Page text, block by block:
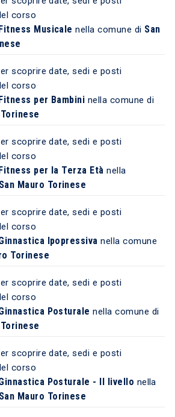
corso
Musicale nella comune di San
scoprire date, sedi e posti
corso
per Bambini nella comune di
scoprire date, sedi e posti
corso
per la Terza Età nella
San Mauro Torinese
scoprire date, sedi e posti
corso
Ipopressiva nella comune
Torinese
scoprire date, sedi e posti
corso
Posturale nella comune di
scoprire date, sedi e posti
corso
Posturale - II livello nella
San Mauro Torinese